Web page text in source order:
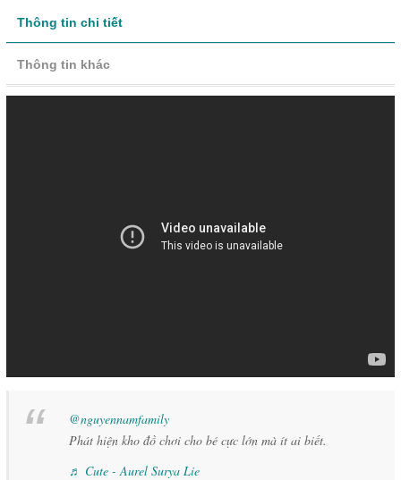
Thông tin chi tiết
Thông tin khác
@nguyennamfamily
Phát hiện kho đồ chơi cho bé cực lớn mà ít ai biết.
♬ Cute - Aurel Surya Lie